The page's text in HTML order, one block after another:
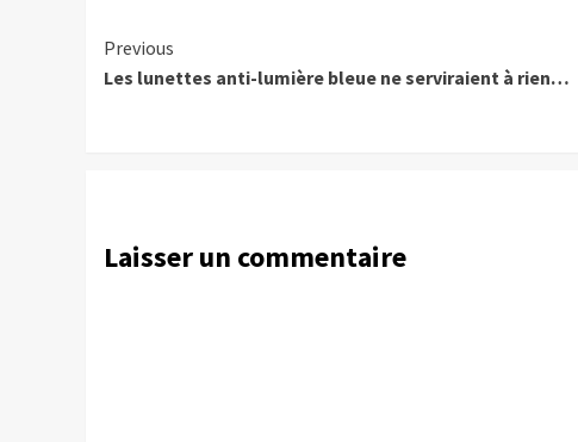
Continue
Reading
Previous
Les lunettes anti-lumière bleue ne serviraient à rien…
Laisser un commentaire